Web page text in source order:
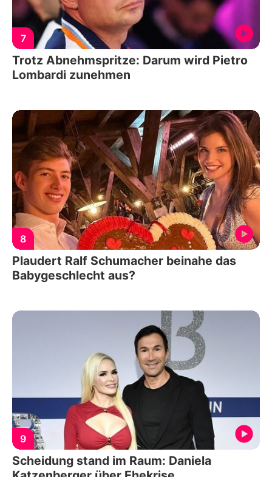
7
Trotz Abnehmspritze: Darum wird Pietro
Lombardi zunehmen
8
Plaudert Ralf Schumacher beinahe das
Babygeschlecht aus?
9
Scheidung stand im Raum: Daniela